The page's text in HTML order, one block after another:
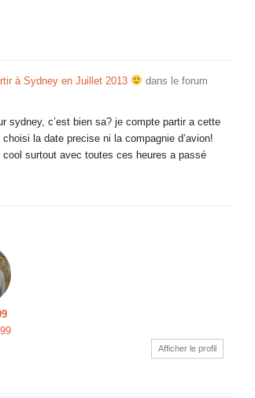
à Sydney en Juillet 2013
dans le forum
sydney, c’est bien sa? je compte partir a cette
la date precise ni la compagnie d’avion!
surtout avec toutes ces heures a passé
Afficher le profil